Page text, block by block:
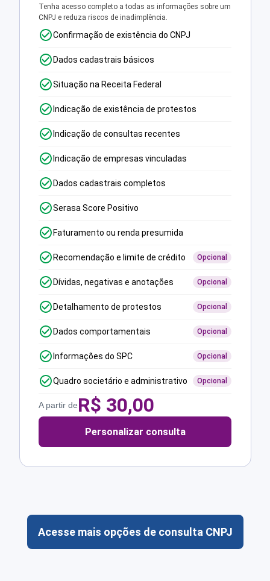
Tenha acesso completo a todas as informações sobre um
CNPJ e reduza riscos de inadimplência.
Confirmação de existência do CNPJ
Dados cadastrais básicos
Situação na Receita Federal
Indicação de existência de protestos
Indicação de consultas recentes
Indicação de empresas vinculadas
Dados cadastrais completos
Serasa Score Positivo
Faturamento ou renda presumida
Recomendação e limite de crédito Opcional
Dívidas, negativas e anotações Opcional
Detalhamento de protestos Opcional
Dados comportamentais Opcional
Informações do SPC Opcional
Quadro societário e administrativo Opcional
A partir deR$ 30,00
Personalizar consulta
Acesse mais opções de consulta CNPJ